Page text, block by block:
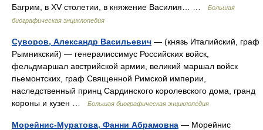
Багрим, в ХV столетии, в княжение Василия… …
Большая
биографическая энциклопедия
Суворов, Александр Васильевич — (князь Италийский, граф
Рымникский) — генералиссимус Российских войск,
фельдмаршал австрийской армии, великий маршал войск
пьемонтских, граф Священной Римской империи,
наследственный принц Сардинского королевского дома, гранд
короны и кузен …
Большая биографическая энциклопедия
Морейнис-Муратова, Фанни Абрамовна — Морейнис